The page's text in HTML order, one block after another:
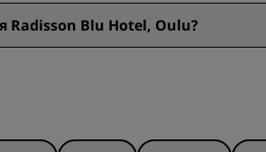
Radisson Blu Hotel, Oulu?